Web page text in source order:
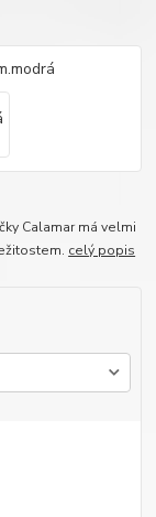
Calamar má velmi
celý popis